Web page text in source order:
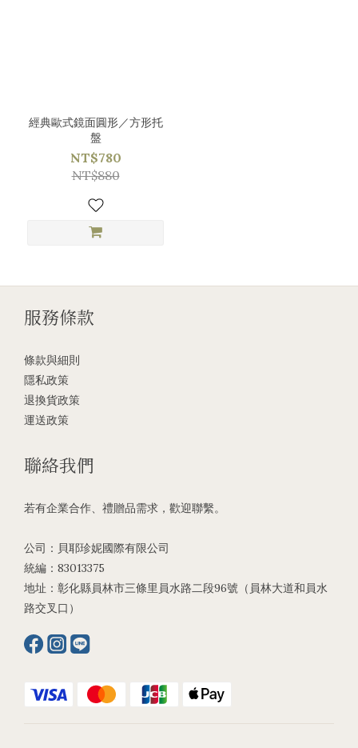
經典歐式鏡面圓形／方形托
盤
NT$780
NT$880
服務條款
條款與細則
隱私政策
退換貨政策
運送政策
聯絡我們
若有企業合作、禮贈品需求，歡迎聯繫。
公司：貝耶珍妮國際有限公司
統編：83013375
地址：彰化縣員林市三條里員水路二段96號（員林大道和員水
路交叉口）